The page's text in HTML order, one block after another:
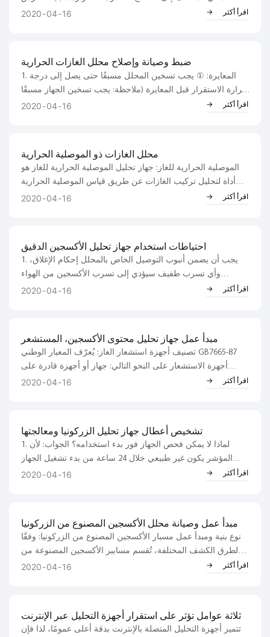
نقطة الندى مباشرةً بتقنية الكشف الكهروضوئي، التي تكشف
2020 04 16 اقرأ أكثر
ضبط وصيانة وإصلاح محلل الغازات الحرارية
1. المعايرة: ① يجب تسخين المحلل مسبقًا حتى يصل إلى درجة
حرارة الاستقرار قبل المعايرة (ملاحظة: يجب تسخين الجهاز مسبقًا
مع توفير التهوية، وإلا ستحترق المكونات). ② يجب أن تكون
2020 04 16 اقرأ أكثر
محلل الغازات ذو الموصلية الحرارية
الموصلية الحرارية للغاز: جهاز تحليل الموصلية الحرارية للغاز هو
أداة لتحليل تركيب الغازات عن طريق قياس الموصلية الحرارية
للغازات المختلطة وفقًا لاختلاف الموصلية الحرارية للمواد
2020 04 16 اقرأ أكثر
احتياطات استخدام جهاز تحليل الأكسجين الدقيق
1. يجب أن يضمن أنبوب التوصيل الخاص بالمحلل إحكام الإغلاق،
وأي تسرب طفيف سيؤدي إلى تسرب الأكسجين من الهواء
المحيط، مما يزيد من قيمة القياس. على الرغم من أن ضغط غاز
2020 04 16 اقرأ أكثر
مبدأ عمل جهاز تحليل محتوى الأكسجين، المستشعر
تصنيف أجهزة استشعار الغاز: يُعرّف المعيار الوطني GB7665-87
أجهزة الاستشعار على النحو التالي: جهاز أو أجهزة قادرة على
استشعار قياس محدد وتحويله إلى إشارة خرج متاحة وفقًا لقاعدة
2020 04 16 اقرأ أكثر
تشخيص أعطال جهاز تحليل الزركونيا ومعالجتها
1. لماذا لا يمكن فحص الجهاز فور بدء استخدامه؟ الجواب: لأن
المؤشر يكون غير طبيعي خلال 24 ساعة من بدء تشغيل الجهاز
البارد، ويتم إجراء المعايرة باستخدام غاز قياسي بعد يوم واحد من
2020 04 16 اقرأ أكثر
مبدأ عمل وصيانة محلل الأكسجين المصنوع من الزركونيا
نوع بنية ومبدأ عمل مسبار الأكسجين المصنوع من الزركونيا: وفقًا
لطرق الكشف المختلفة، تُقسم مسابير الأكسجين المصنوعة من
الزركونيا إلى فئتين: مسابير الأكسجين للكشف عن طريق أخذ
2020 04 16 اقرأ أكثر
ثلاثة عوامل تؤثر على استقرار أجهزة التحليل عبر الإنترنت
تتميز أجهزة التحليل المتصلة بالإنترنت بدقة أعلى عمومًا، لذا فإن